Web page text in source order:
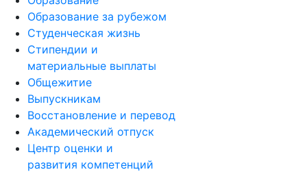
Образование за рубежом
Студенческая жизнь
Стипендии и
материальные выплаты
Общежитие
Выпускникам
Восстановление и перевод
Академический отпуск
Центр оценки и
развития компетенций